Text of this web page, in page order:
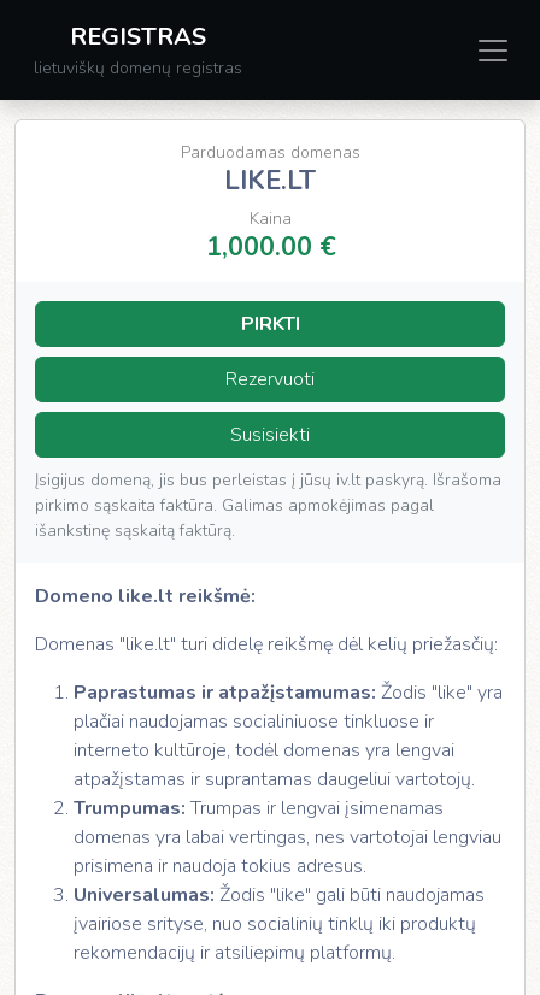
REGISTRAS
lietuviškų domenų registras
Parduodamas domenas
LIKE.LT
Kaina
1,000.00 €
PIRKTI
Rezervuoti
Susisiekti
Įsigijus domeną, jis bus perleistas į jūsų iv.lt paskyrą. Išrašoma
pirkimo sąskaita faktūra. Galimas apmokėjimas pagal
išankstinę sąskaitą faktūrą.
Domeno like.lt reikšmė:
Domenas "like.lt" turi didelę reikšmę dėl kelių priežasčių:
Paprastumas ir atpažįstamumas: Žodis "like" yra
plačiai naudojamas socialiniuose tinkluose ir
interneto kultūroje, todėl domenas yra lengvai
atpažįstamas ir suprantamas daugeliui vartotojų.
Trumpumas:Trumpas ir lengvai įsimenamas
domenas yra labai vertingas, nes vartotojai lengviau
prisimena ir naudoja tokius adresus.
Universalumas: Žodis "like" gali būti naudojamas
įvairiose srityse, nuo socialinių tinklų iki produktų
rekomendacijų ir atsiliepimų platformų.